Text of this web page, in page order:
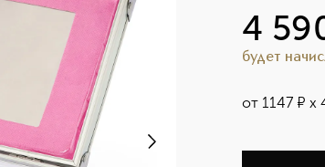
4
будет
от 1147 ¤ х